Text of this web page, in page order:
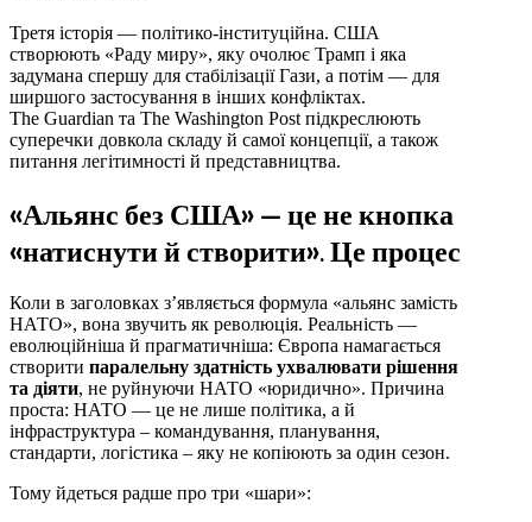
Третя історія — політико-інституційна. США
створюють «Раду миру», яку очолює Трамп і яка
задумана спершу для стабілізації Гази, а потім — для
ширшого застосування в інших конфліктах.
The Guardian та The Washington Post підкреслюють
суперечки довкола складу й самої концепції, а також
питання легітимності й представництва.
«Альянс без США» — це не кнопка
«натиснути й створити». Це процес
Коли в заголовках з’являється формула «альянс замість
НАТО», вона звучить як революція. Реальність —
еволюційніша й прагматичніша: Європа намагається
створити паралельну здатність ухвалювати рішення
та діяти, не руйнуючи НАТО «юридично». Причина
проста: НАТО — це не лише політика, а й
інфраструктура – командування, планування,
стандарти, логістика – яку не копіюють за один сезон.
Тому йдеться радше про три «шари»: